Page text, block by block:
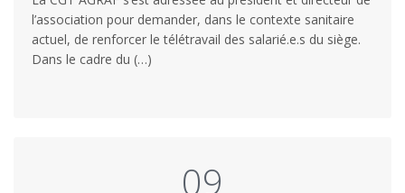
l’association pour demander, dans le contexte sanitaire
actuel, de renforcer le télétravail des salarié.e.s du siège.
Dans le cadre du (…)
09